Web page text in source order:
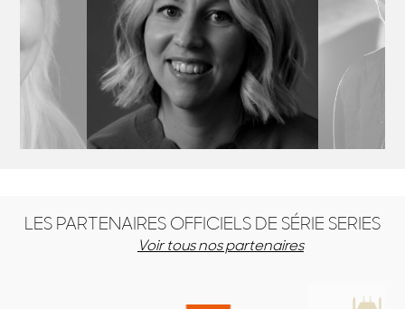
LES PARTENAIRES OFFICIELS DE SÉRIE SERIES
Voir tous nos partenaires